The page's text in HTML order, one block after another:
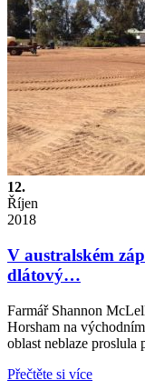
12.
Říjen
2018
V australském
dlátový…
Farmář Shannon
Horsham na
oblast neblaze
Přečtěte si více